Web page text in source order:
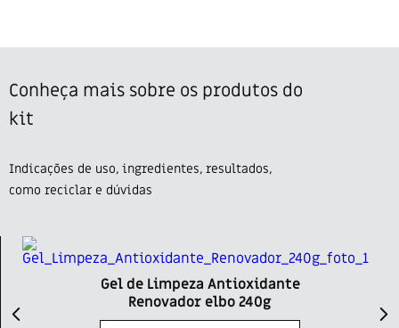
Conheça mais sobre os produtos do
kit
Indicações de uso, ingredientes, resultados,
como reciclar e dúvidas
Gel de Limpeza Antioxidante
Renovador elbo 240g